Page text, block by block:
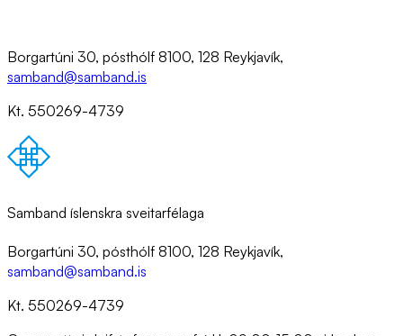
Borgartúni 30, pósthólf 8100, 128 Reykjavík,
samband@samband.is
Kt. 550269-4739
Samband íslenskra sveitarfélaga
Borgartúni 30, pósthólf 8100, 128 Reykjavík,
samband@samband.is
Kt. 550269-4739